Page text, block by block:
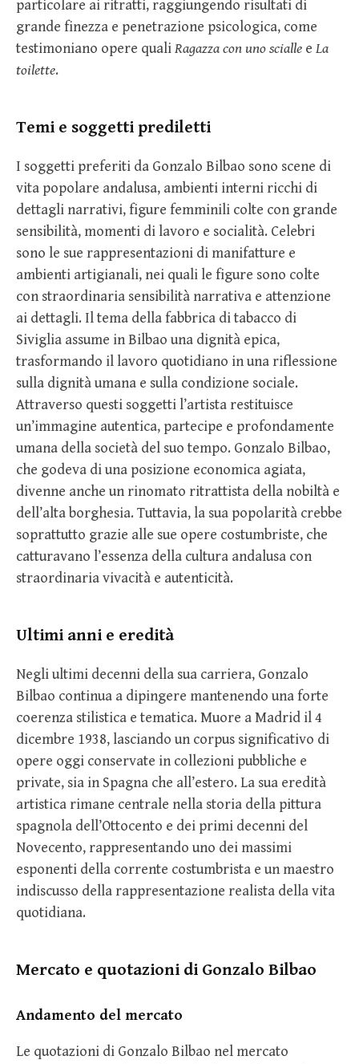
particolare ai ritratti, raggiungendo risultati di
grande finezza e penetrazione psicologica, come
testimoniano opere qualiRagazza con uno scialle e La
toilette.
Temi e soggetti prediletti
I soggetti preferiti da Gonzalo Bilbao sono scene di
vita popolare andalusa, ambienti interni ricchi di
dettagli narrativi, figure femminili colte con grande
sensibilità, momenti di lavoro e socialità. Celebri
sono le sue rappresentazioni di manifatture e
ambienti artigianali, nei quali le figure sono colte
con straordinaria sensibilità narrativa e attenzione
ai dettagli. Il tema della fabbrica di tabacco di
Siviglia assume in Bilbao una dignità epica,
trasformando il lavoro quotidiano in una riflessione
sulla dignità umana e sulla condizione sociale.
Attraverso questi soggetti l’artista restituisce
un’immagine autentica, partecipe e profondamente
umana della società del suo tempo. Gonzalo Bilbao,
che godeva di una posizione economica agiata,
divenne anche un rinomato ritrattista della nobiltà e
dell’alta borghesia. Tuttavia, la sua popolarità crebbe
soprattutto grazie alle sue opere costumbriste, che
catturavano l’essenza della cultura andalusa con
straordinaria vivacità e autenticità.
Ultimi anni e eredità
Negli ultimi decenni della sua carriera, Gonzalo
Bilbao continua a dipingere mantenendo una forte
coerenza stilistica e tematica. Muore a Madrid il 4
dicembre 1938, lasciando un corpus significativo di
opere oggi conservate in collezioni pubbliche e
private, sia in Spagna che all’estero. La sua eredità
artistica rimane centrale nella storia della pittura
spagnola dell’Ottocento e dei primi decenni del
Novecento, rappresentando uno dei massimi
esponenti della corrente costumbrista e un maestro
indiscusso della rappresentazione realista della vita
quotidiana.
Mercato e quotazioni di Gonzalo Bilbao
Andamento del mercato
Le quotazioni di Gonzalo Bilbao nel mercato